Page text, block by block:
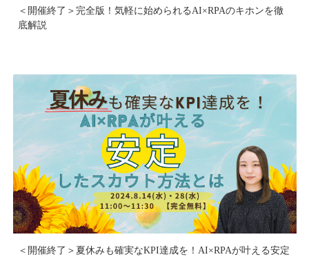
＜開催終了＞完全版！気軽に始められるAI×RPAのキホンを徹
底解説
＜開催終了＞夏休みも確実なKPI達成を！AI×RPAが叶える安定